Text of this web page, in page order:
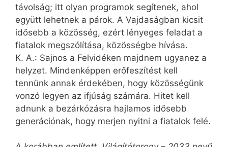
távolság; itt olyan programok segítenek, ahol
együtt lehetnek a párok. A Vajdaságban kicsit
idősebb a közösség, ezért lényeges feladat a
fiatalok megszólítása, közösségbe hívása.
K. A.: Sajnos a Felvidéken majdnem ugyanez a
helyzet. Mindenképpen erőfeszítést kell
tennünk annak érdekében, hogy közösségünk
vonzó legyen az ifjúság számára. Hitet kell
adnunk a bezárkózásra hajlamos idősebb
generációnak, hogy merjen nyitni a fiatalok felé.